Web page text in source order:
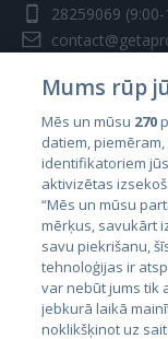
28259069
Страны
Эстония
Латвия
Литва
Mums rūp
Mēs un mūsu 270
datiem,
identifikatoriem
aktivizētas
“Mēs un mūsu
mērķus, savukārt
savu piekrišanu,
tehnoloģijas ir
var nebūt jums tik
jebkurā laikā
noklikšķinot uz